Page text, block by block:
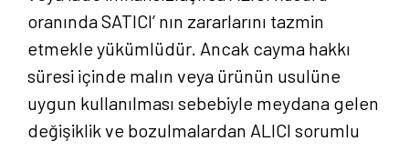
oranında SATICI’ nın zararlarını tazmin
etmekle yükümlüdür. Ancak cayma hakkı
süresi içinde malın veya ürünün usulüne
uygun kullanılması sebebiyle meydana gelen
değişiklik ve bozulmalardan ALICI sorumlu